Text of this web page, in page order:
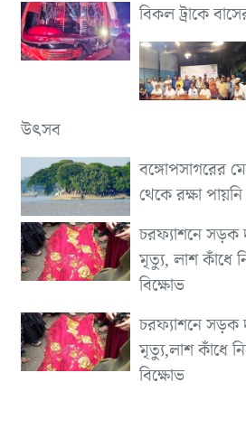
বিকল ট্রাকে
উৎসব
বঙ্গোপসাগরের
থেকে রক্ষা পায়নি
চরফ্যাশনে সড়ক
মৃত্যু, লাশ কাঁধে
বিক্ষোভ
চরফ্যাশনে সড়ক
মৃত্যু,লাশ কাঁধে
বিক্ষোভ